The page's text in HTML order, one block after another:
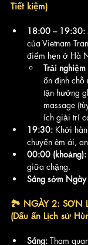
Tiết kiệm)
18:00 – 19:30:
của Vietnam
điểm hẹn ở Hà
Trải nghiệm
ổn định
tận hưởng
massage
ích giải trí
19:30: Khởi
chuyển êm ái,
00:00 (khoảng):
giữa chặng.
Sáng sớm
🏞️ NGÀY 2: SƠN
(Dấu ấn Lịch sử
Sáng: Tham